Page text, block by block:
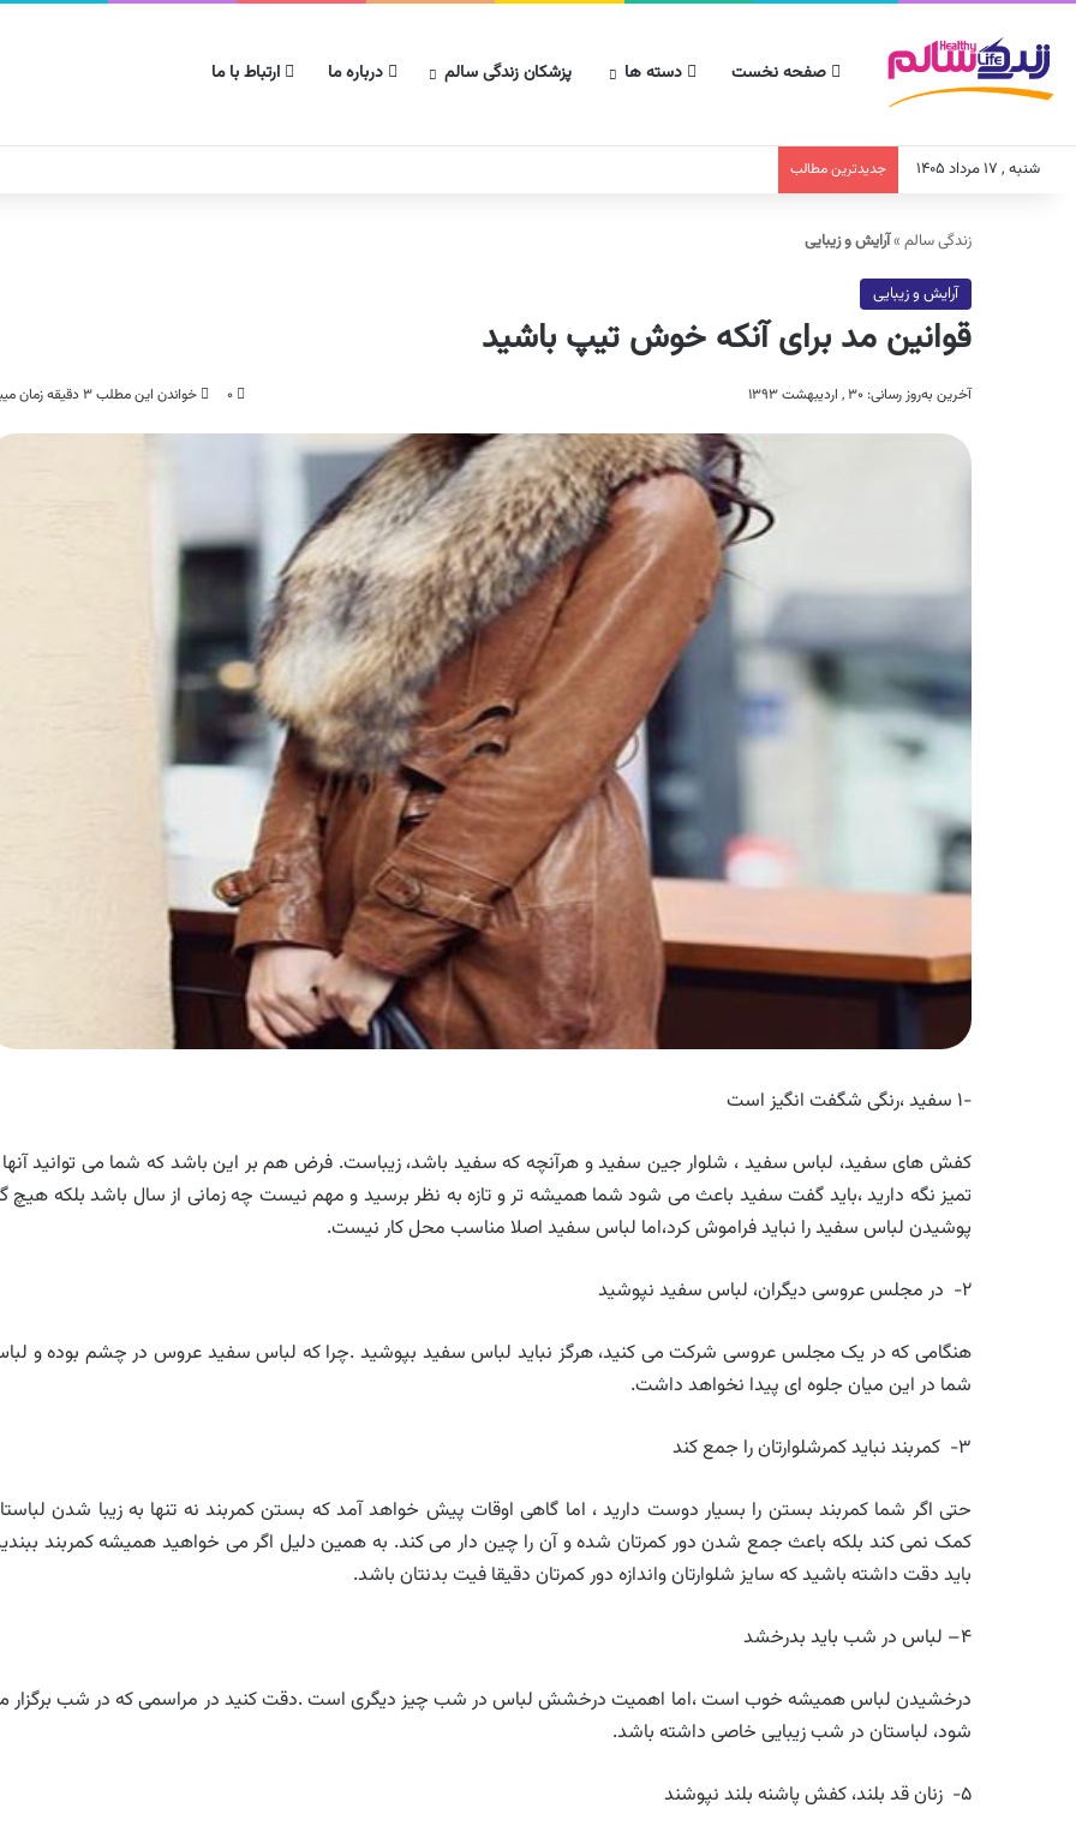
صفحه نخست دسته ها پزشکان زندگی سالم درباره ما ارتباط با ما
شنبه , ۱۷ مرداد ۱۴۰۵ جدیدترین مطالب
زندگی سالم »آرایش و زیبایی
آرایش و زیبایی
قوانین مد برای آنکه خوش تیپ باشید
آخرین به‌روز رسانی: ۳۰ , اردیبهشت ۱۳۹۳ ۰ خواندن این مطلب ۳ دقیقه زمان میبرد
-۱ سفید ،رنگی شگفت انگیز است
کفش های سفید، لباس سفید ، شلوار جین سفید و هرآنچه که سفید باشد، زیباست. فرض هم بر این باشد که شما می توانید آنها
تمیز نگه دارید ،باید گفت سفید باعث می شود شما همیشه تر و تازه به نظر برسید و مهم نیست چه زمانی از سال باشد بلکه هیچ
پوشیدن لباس سفید را نباید فراموش کرد،اما لباس سفید اصلا مناسب محل کار نیست.
۲- در مجلس عروسی دیگران، لباس سفید نپوشید
هنگامی که در یک مجلس عروسی شرکت می کنید، هرگز نباید لباس سفید بپوشید .چرا که لباس سفید عروس در چشم بوده و
شما در این میان جلوه ای پیدا نخواهد داشت.
۳- کمربند نباید کمرشلوارتان را جمع کند
حتی اگر شما کمربند بستن را بسیار دوست دارید ، اما گاهی اوقات پیش خواهد آمد که بستن کمربند نه تنها به زیبا شدن
کمک نمی کند بلکه باعث جمع شدن دور کمرتان شده و آن را چین دار می کند. به همین دلیل اگر می خواهید همیشه کمربند
باید دقت داشته باشید که سایز شلوارتان واندازه دور کمرتان دقیقا فیت بدنتان باشد.
۴– لباس در شب باید بدرخشد
درخشیدن لباس همیشه خوب است ،اما اهمیت درخشش لباس در شب چیز دیگری است .دقت کنید در مراسمی که در شب برگزار
شود، لباستان در شب زیبایی خاصی داشته باشد.
۵- زنان قد بلند، کفش پاشنه بلند نپوشند